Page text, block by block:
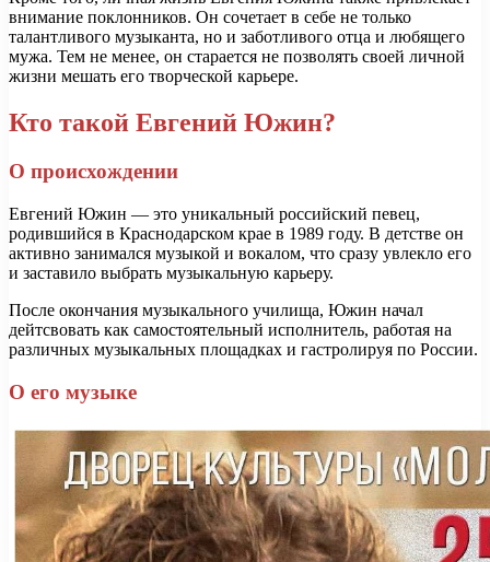
внимание поклонников. Он сочетает в себе не только
талантливого музыканта, но и заботливого отца и любящего
мужа. Тем не менее, он старается не позволять своей личной
жизни мешать его творческой карьере.
Кто такой Евгений Южин?
О происхождении
Евгений Южин — это уникальный российский певец,
родившийся в Краснодарском крае в 1989 году. В детстве он
активно занимался музыкой и вокалом, что сразу увлекло его
и заставило выбрать музыкальную карьеру.
После окончания музыкального училища, Южин начал
дейтсвовать как самостоятельный исполнитель, работая на
различных музыкальных площадках и гастролируя по России.
О его музыке